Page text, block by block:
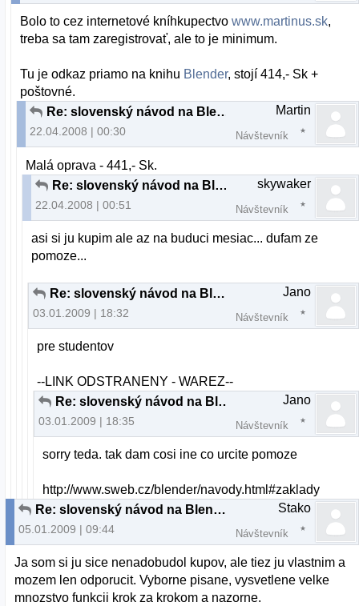
Bolo to cez internetové kníhkupectvowww.martinus.sk,
treba sa tam zaregistrovať, ale to je minimum.
Tu je odkaz priamo na knihu Blender, stojí 414,- Sk +
poštovné.
Re: slovenský návod na Blender
22.04.2008 | 00:30
Martin
Návštevník
Malá oprava - 441,- Sk.
Re: slovenský návod na Blender
22.04.2008 | 00:51
skywaker
Návštevník
asi si ju kupim ale az na buduci mesiac... dufam ze
pomoze...
Re: slovenský návod na Blender
03.01.2009 | 18:32
Jano
Návštevník
pre studentov
--LINK ODSTRANENY - WAREZ--
Re: slovenský návod na Blender
03.01.2009 | 18:35
Jano
Návštevník
sorry teda. tak dam cosi ine co urcite pomoze
http://www.sweb.cz/blender/navody.html#zaklady
Re: slovenský návod na Blender
05.01.2009 | 09:44
Stako
Návštevník
Ja som si ju sice nenadobudol kupov, ale tiez ju vlastnim a
mozem len odporucit. Vyborne pisane, vysvetlene velke
mnozstvo funkcii krok za krokom a nazorne.